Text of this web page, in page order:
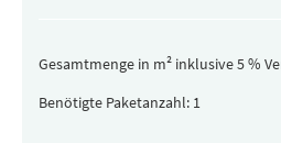
Gesamtmenge in m² inklusive 5 %
Benötigte Paketanzahl: